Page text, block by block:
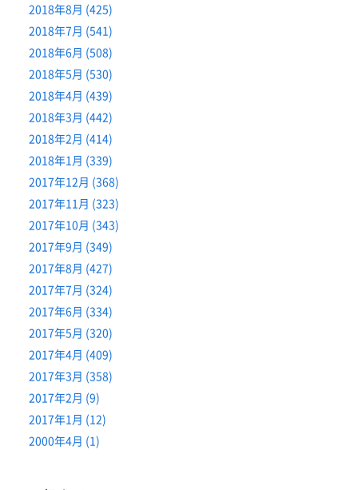
2018年8月 (425)
2018年7月 (541)
2018年6月 (508)
2018年5月 (530)
2018年4月 (439)
2018年3月 (442)
2018年2月 (414)
2018年1月 (339)
2017年12月 (368)
2017年11月 (323)
2017年10月 (343)
2017年9月 (349)
2017年8月 (427)
2017年7月 (324)
2017年6月 (334)
2017年5月 (320)
2017年4月 (409)
2017年3月 (358)
2017年2月 (9)
2017年1月 (12)
2000年4月 (1)